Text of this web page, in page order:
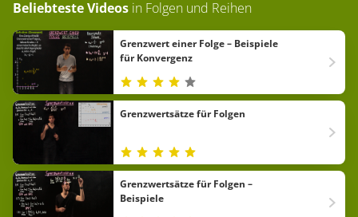
Beliebteste Videos in Folgen und Reihen
Grenzwert einer Folge – Beispiele
für Konvergenz
Grenzwertsätze für Folgen
Grenzwertsätze für Folgen –
Beispiele